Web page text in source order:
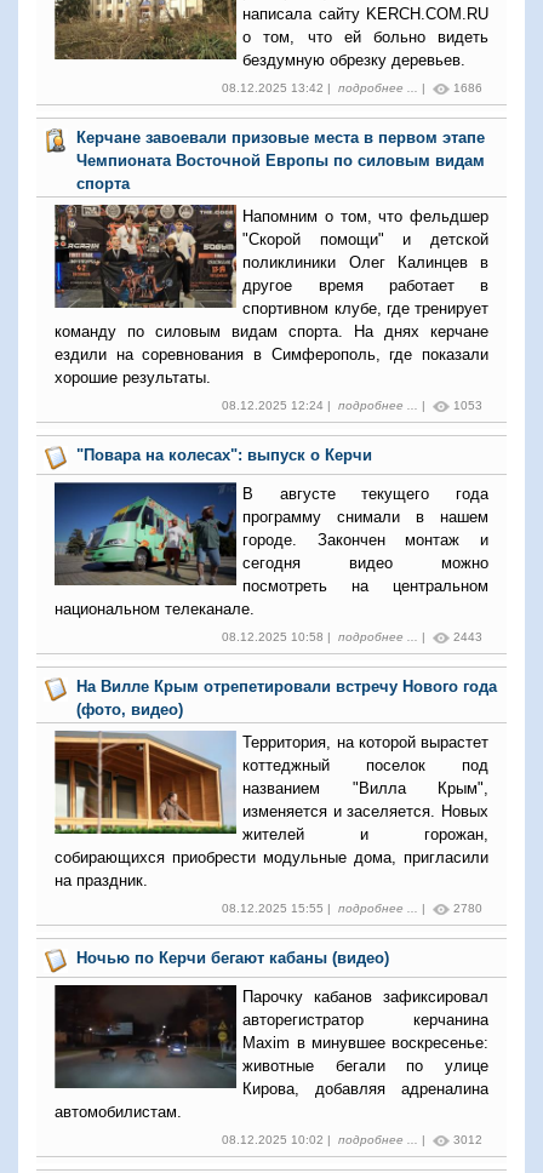
написала сайту KERCH.COM.RU
о том, что ей больно видеть
бездумную обрезку деревьев.
08.12.2025 13:42 | подробнее ... | 1686
Керчане завоевали призовые места в первом этапе
Чемпионата Восточной Европы по силовым видам
спорта
Напомним о том, что фельдшер
"Скорой помощи" и детской
поликлиники Олег Калинцев в
другое время работает в
спортивном клубе, где тренирует
команду по силовым видам спорта. На днях керчане
ездили на соревнования в Симферополь, где показали
хорошие результаты.
08.12.2025 12:24 | подробнее ... | 1053
"Повара на колесах": выпуск о Керчи
В августе текущего года
программу снимали в нашем
городе. Закончен монтаж и
сегодня видео можно
посмотреть на центральном
национальном телеканале.
08.12.2025 10:58 | подробнее ... | 2443
На Вилле Крым отрепетировали встречу Нового года
(фото, видео)
Территория, на которой вырастет
коттеджный поселок под
названием "Вилла Крым",
изменяется и заселяется. Новых
жителей и горожан,
собирающихся приобрести модульные дома, пригласили
на праздник.
08.12.2025 15:55 | подробнее ... | 2780
Ночью по Керчи бегают кабаны (видео)
Парочку кабанов зафиксировал
авторегистратор керчанина
Maxim в минувшее воскресенье:
животные бегали по улице
Кирова, добавляя адреналина
автомобилистам.
08.12.2025 10:02 | подробнее ... | 3012